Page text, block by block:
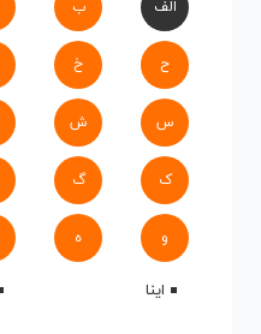
الف ب
ح خ
س ش
ک گ
و ه
اینا